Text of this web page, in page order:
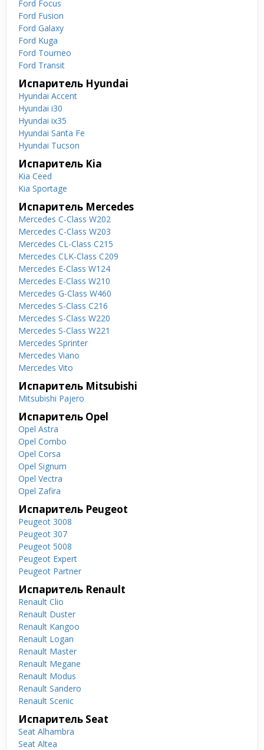
Ford Focus
Ford Fusion
Ford Galaxy
Ford Kuga
Ford Tourneo
Ford Transit
Испаритель Hyundai
Hyundai Accent
Hyundai i30
Hyundai ix35
Hyundai Santa Fe
Hyundai Tucson
Испаритель Kia
Kia Ceed
Kia Sportage
Испаритель Mercedes
Mercedes C-Class W202
Mercedes C-Class W203
Mercedes CL-Class C215
Mercedes CLK-Class C209
Mercedes E-Class W124
Mercedes E-Class W210
Mercedes G-Class W460
Mercedes S-Class C216
Mercedes S-Class W220
Mercedes S-Class W221
Mercedes Sprinter
Mercedes Viano
Mercedes Vito
Испаритель Mitsubishi
Mitsubishi Pajero
Испаритель Opel
Opel Astra
Opel Combo
Opel Corsa
Opel Signum
Opel Vectra
Opel Zafira
Испаритель Peugeot
Peugeot 3008
Peugeot 307
Peugeot 5008
Peugeot Expert
Peugeot Partner
Испаритель Renault
Renault Clio
Renault Duster
Renault Kangoo
Renault Logan
Renault Master
Renault Megane
Renault Modus
Renault Sandero
Renault Scenic
Испаритель Seat
Seat Alhambra
Seat Altea